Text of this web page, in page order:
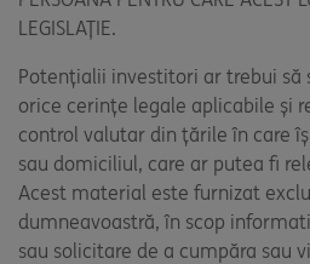
LEGISLAȚIE.
Potențialii investitori ar trebui să
orice cerințe legale aplicabile și
control valutar din țările în care
sau domiciliul, care ar putea fi
Acest material este furnizat
dumneavoastră, în scop
sau solicitare de a cumpăra sau